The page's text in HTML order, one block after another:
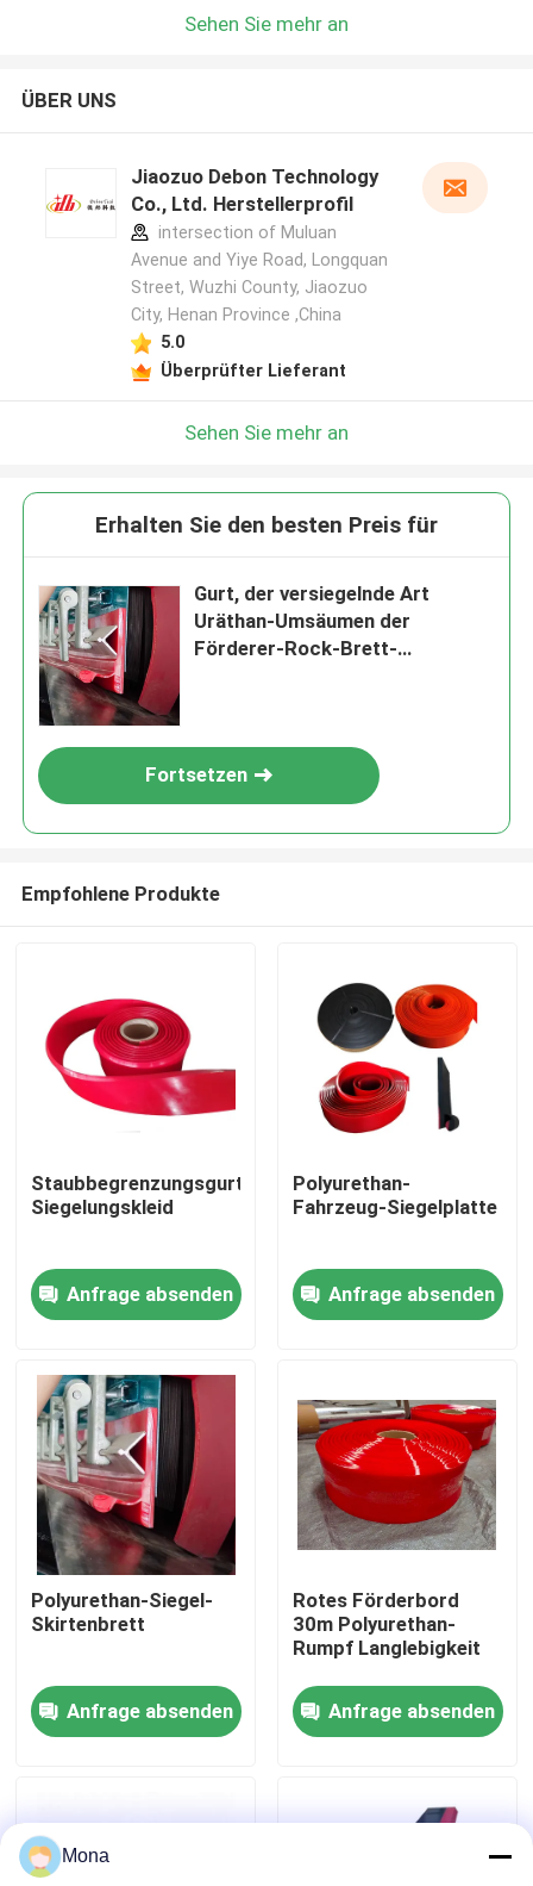
Startseite
Produkte
Über uns
Fabrik Tour
Qualitätskontrolle
Nachrichten
Tonerde-keramische Zwischenlage
Sehen Sie mehr an
ÜBER UNS
Jiaozuo Debon Technology
Co., Ltd. Herstellerprofil
intersection of Muluan
Avenue and Yiye Road, Longquan
Street, Wuzhi County, Jiaozuo
City, Henan Province ,China
5.0
Überprüfter Lieferant
Sehen Sie mehr an
Erhalten Sie den besten Preis für
Gurt, der versiegelnde Art
Uräthan-Umsäumen der
Förderer-Rock-Brett-
Fortsetzen
Empfohlene Produkte
Staubbegrenzungsgurt-
Siegelungskleid
Anfrage absenden
Polyurethan-
Fahrzeug-Siegelplatte
Anfrage absenden
Polyurethan-Siegel-
Skirtenbrett
Anfrage absenden
Rotes Förderbord
30m Polyurethan-
Rumpf Langlebigkeit
Anfrage absenden
Mona